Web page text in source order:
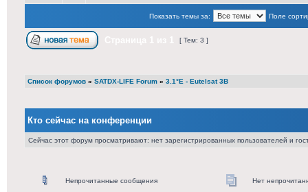
Показать темы за: Поле
[ Тем: 3 ]
Список форумов » SATDX-LIFE Forum » 3.1°E - Eutelsat 3B
Кто сейчас на конференции
Сейчас этот форум просматривают: нет зарегистрированных пользователей и
Непрочитанные сообщения Нет